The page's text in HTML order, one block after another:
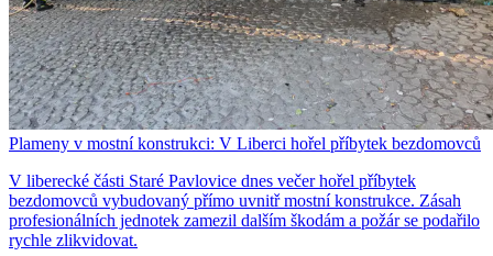
Plameny v mostní konstrukci: V Liberci hořel příbytek bezdomovců
V liberecké části Staré Pavlovice dnes večer hořel příbytek
bezdomovců vybudovaný přímo uvnitř mostní konstrukce. Zásah
profesionálních jednotek zamezil dalším škodám a požár se podařilo
rychle zlikvidovat.